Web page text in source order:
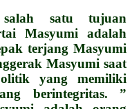
satu tujuan
Masyumi adalah
terjang Masyumi
Masyumi saat
yang memiliki
berintegritas. ”